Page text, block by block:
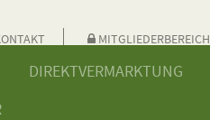
MITGLIEDERBEREICH
DIREKTVERMARKTUNG